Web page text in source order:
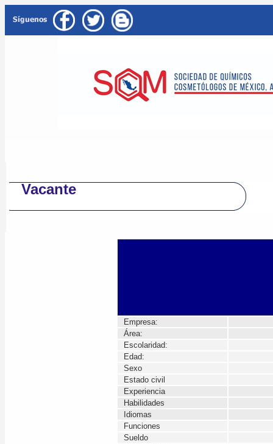
Vacante
Empresa:
Área:
Escolaridad:
Edad:
Sexo
Estado civil
Experiencia
Habilidades
Idiomas
Funciones
Sueldo